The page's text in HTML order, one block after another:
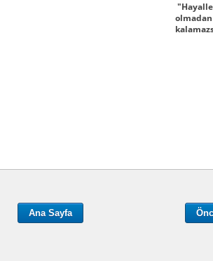
olmadan
Ana Sayfa